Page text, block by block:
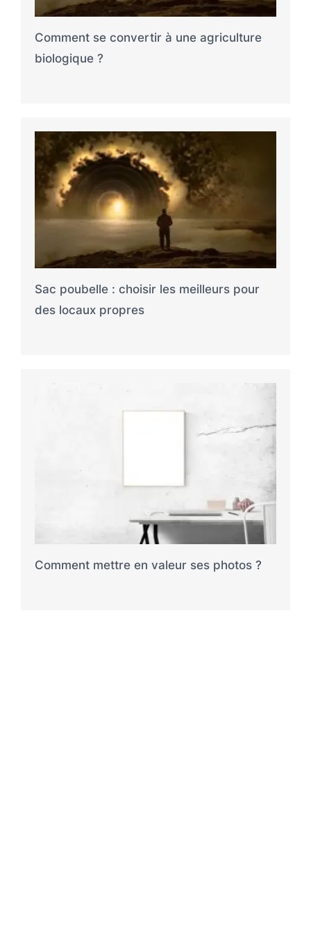
Comment se convertir à une agriculture
biologique ?
Sac poubelle : choisir les meilleurs pour
des locaux propres
Comment mettre en valeur ses photos ?